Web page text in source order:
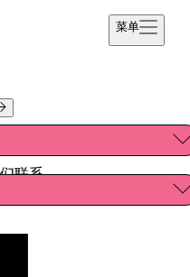
菜单
捐赠
联系。